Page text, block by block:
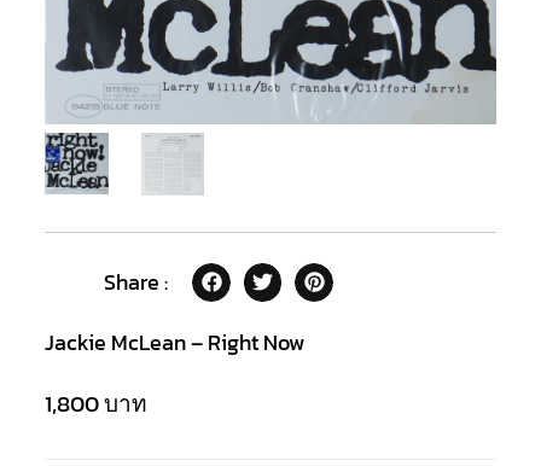
Share :
Jackie McLean – Right Now
1,800บาท